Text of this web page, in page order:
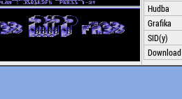
Hudba
Grafika
SID(y)
Download